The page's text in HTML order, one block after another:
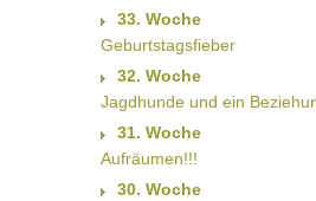
33. Woche
Geburtstagsfieber
32. Woche
Jagdhunde und ein
31. Woche
Aufräumen!!!
30. Woche